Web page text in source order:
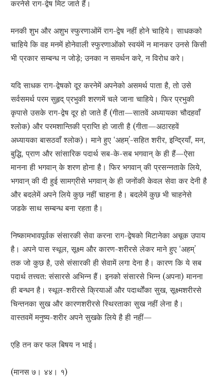
करनेसे राग-द्वेष मिट जाते हैं।
मनकी शुभ और अशुभ स्फुरणाओंमें राग-द्वेष नहीं होने चाहिये। साधकको
चाहिये कि वह मनमें होनेवाली स्फुरणाओंको स्वयंमें न मानकर उनसे किसी
भी प्रकार सम्बन्ध न जोड़े; उनका न समर्थन करे, न विरोध करे।
यदि साधक राग-द्वेषको दूर करनेमें अपनेको असमर्थ पाता है, तो उसे
सर्वसमर्थ परम सुहृद् प्रभुकी शरणमें चले जाना चाहिये। फिर प्रभुकी
कृपासे उसके राग-द्वेष दूर हो जाते हैं (गीता—सातवें अध्यायका चौदहवाँ
श्लोक) और परमशान्तिकी प्राप्ति हो जाती है (गीता—अठारहवें
अध्यायका बासठवाँ श्लोक)। माने हुए ‘अहम्’-सहित शरीर, इन्द्रियाँ, मन,
बुद्धि, प्राण और सांसारिक पदार्थ सब-के-सब भगवान् के ही हैं—ऐसा
मानना ही भगवान् के शरण होना है। फिर भगवान् की प्रसन्नताके लिये,
भगवान् की दी हुई सामग्रीसे भगवान् के ही जनोंकी केवल सेवा कर देनी है
और बदलेमें अपने लिये कुछ नहीं चाहना है। बदलेमें कुछ भी चाहनेसे
जडके साथ सम्बन्ध बना रहता है।
निष्कामभावपूर्वक संसारकी सेवा करना राग-द्वेषको मिटानेका अचूक उपाय
है। अपने पास स्थूल, सूक्ष्म और कारण-शरीरसे लेकर माने हुए ‘अहम्’
तक जो कुछ है, उसे संसारकी ही सेवामें लगा देना है। कारण कि ये सब
पदार्थ तत्त्वत: संसारसे अभिन्न हैं। इनको संसारसे भिन्न (अपना) मानना
ही बन्धन है। स्थूल-शरीरसे क्रियाओं और पदार्थोंका सुख, सूक्ष्मशरीरसे
चिन्तनका सुख और कारणशरीरसे स्थिरताका सुख नहीं लेना है।
वास्तवमें मनुष्य-शरीर अपने सुखके लिये है ही नहीं—
एहि तन कर फल बिषय न भाई।
(मानस ७। ४४। १)